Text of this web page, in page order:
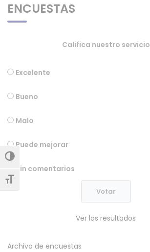
Alternar alto contraste
Alternar tamaño de letra
ENCUESTAS
Califica nuestro servicio
Excelente
Bueno
Malo
Puede mejorar
Sin comentarios
Ver los resultados
Archivo de encuestas